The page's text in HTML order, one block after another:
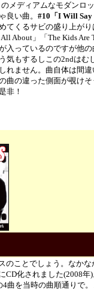
のメディアムなモダンロ
良い曲。 #10「I Will Say
てくるサビの盛り上が
About」「The Kids Are
入っているのですが他
気もするしこの2ndはむ
れません。曲自体は間
曲の違った側面が覗け
非！
のことでしょう。なかな
CD化されました(2008年
曲を当時の曲順通りで